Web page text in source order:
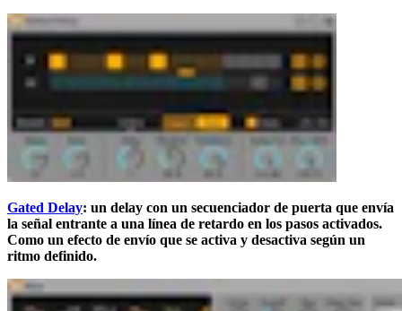
Gated Delay: un delay con un secuenciador de puerta que envía
la señal entrante a una línea de retardo en los pasos activados.
Como un efecto de envío que se activa y desactiva según un
ritmo definido.